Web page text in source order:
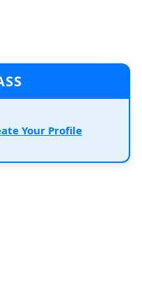
Your Profile